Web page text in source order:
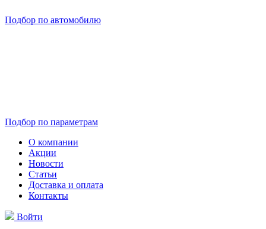
Подбор по автомобилю
Подбор по параметрам
О компании
Акции
Новости
Статьи
Доставка и оплата
Контакты
Войти